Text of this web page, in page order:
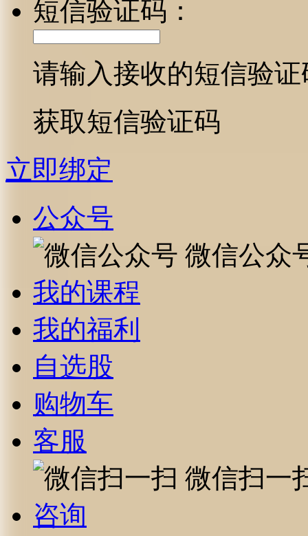
短信验证码：
请输入接收的短信验证
获取短信验证码
立即绑定
公众号
微信公众
我的课程
我的福利
自选股
购物车
客服
微信扫一
咨询